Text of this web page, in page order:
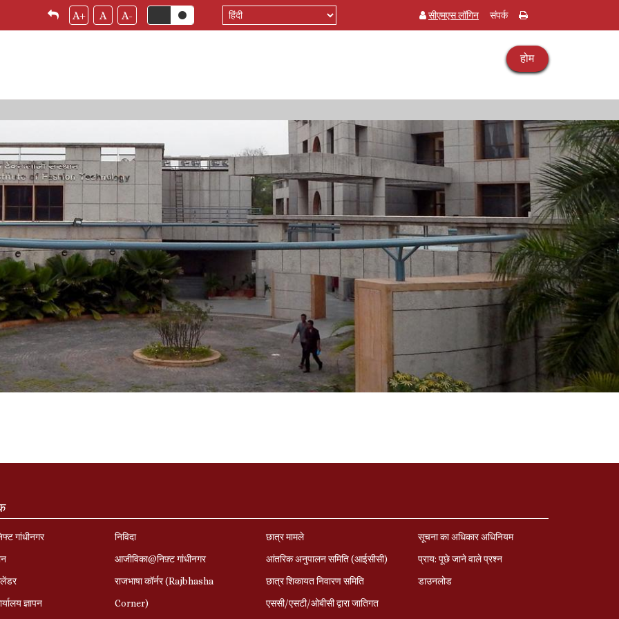
A+ A A-
Select
your
सीएमएस लॉगिन संपर्क
होम
गांधीनगर
ज्ञापन
निविदा
आजीविका@निफ़्ट गांधीनगर
राजभाषा कॉर्नर (Rajbhasha
Corner)
छात्र मामले
आंतरिक अनुपालन समिति (आईसीसी)
छात्र शिकायत निवारण समिति
एससी/एसटी/ओबीसी द्वारा जातिगत
सूचना का अधिकार अधिनियम
प्राय: पूछे जाने वाले प्रश्‍न
डाउनलोड